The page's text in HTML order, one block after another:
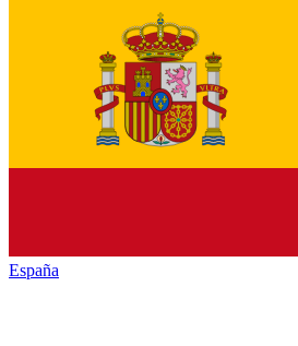
España